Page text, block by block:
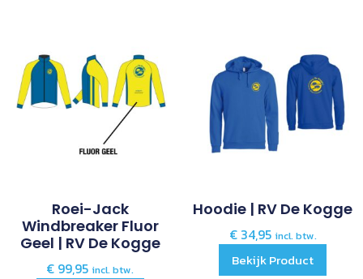
Roei-Jack
Windbreaker Fluor
Geel | RV De Kogge
€ 99,95 incl. btw.
Hoodie | RV De Kogge
€34,95 incl. btw.
Bekijk Product